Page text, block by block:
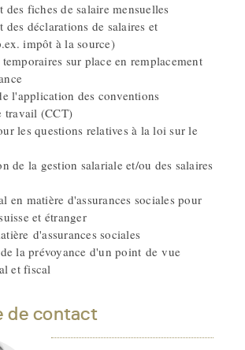
des fiches de salaire mensuelles
des déclarations de salaires et
impôt à la source)
sur place en remplacement
l'application des conventions
travail (CCT)
les questions relatives à la loi sur le
de la gestion salariale et/ou des salaires
en matière d'assurances sociales pour
et étranger
d'assurances sociales
la prévoyance d'un point de vue
et fiscal
de contact